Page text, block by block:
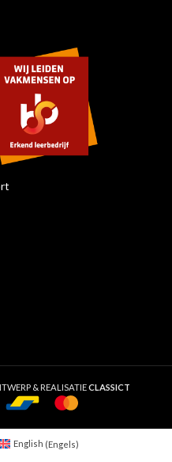
& REALISATIECLASSICT
English (Engels)